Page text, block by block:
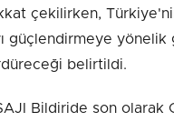
çekilirken,
güçlendirmeye yönelik
belirtildi.
Bildiride son olarak